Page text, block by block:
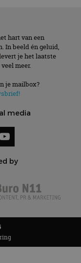
hart van een
In beeld én geluid,
je het laatste
meer.
je mailbox?
media
by